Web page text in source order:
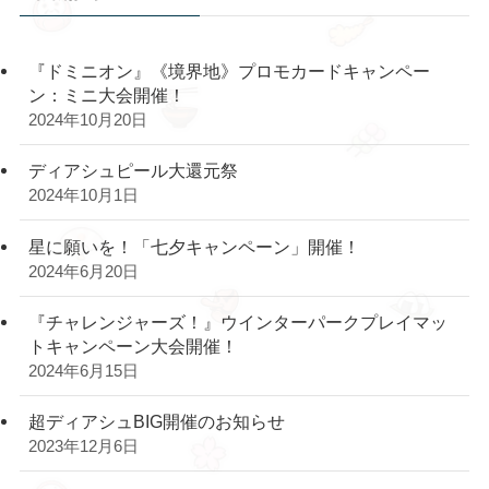
『ドミニオン』《境界地》プロモカードキャンペー
ン：ミニ大会開催！
2024年10月20日
ディアシュピール大還元祭
2024年10月1日
星に願いを！「七夕キャンペーン」開催！
2024年6月20日
『チャレンジャーズ！』ウインターパークプレイマッ
トキャンペーン大会開催！
2024年6月15日
超ディアシュBIG開催のお知らせ
2023年12月6日